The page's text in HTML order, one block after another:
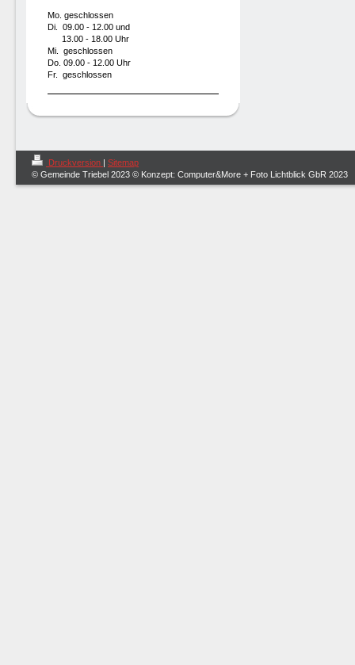
Mo. geschlossen
Di. 09.00 - 12.00 und
13.00 - 18.00 Uhr
Mi. geschlossen
Do. 09.00 - 12.00 Uhr
Fr. geschlossen
Druckversion | Sitemap
© Gemeinde Triebel 2023 © Konzept: Computer&More + Foto Lichtblick GbR 2023